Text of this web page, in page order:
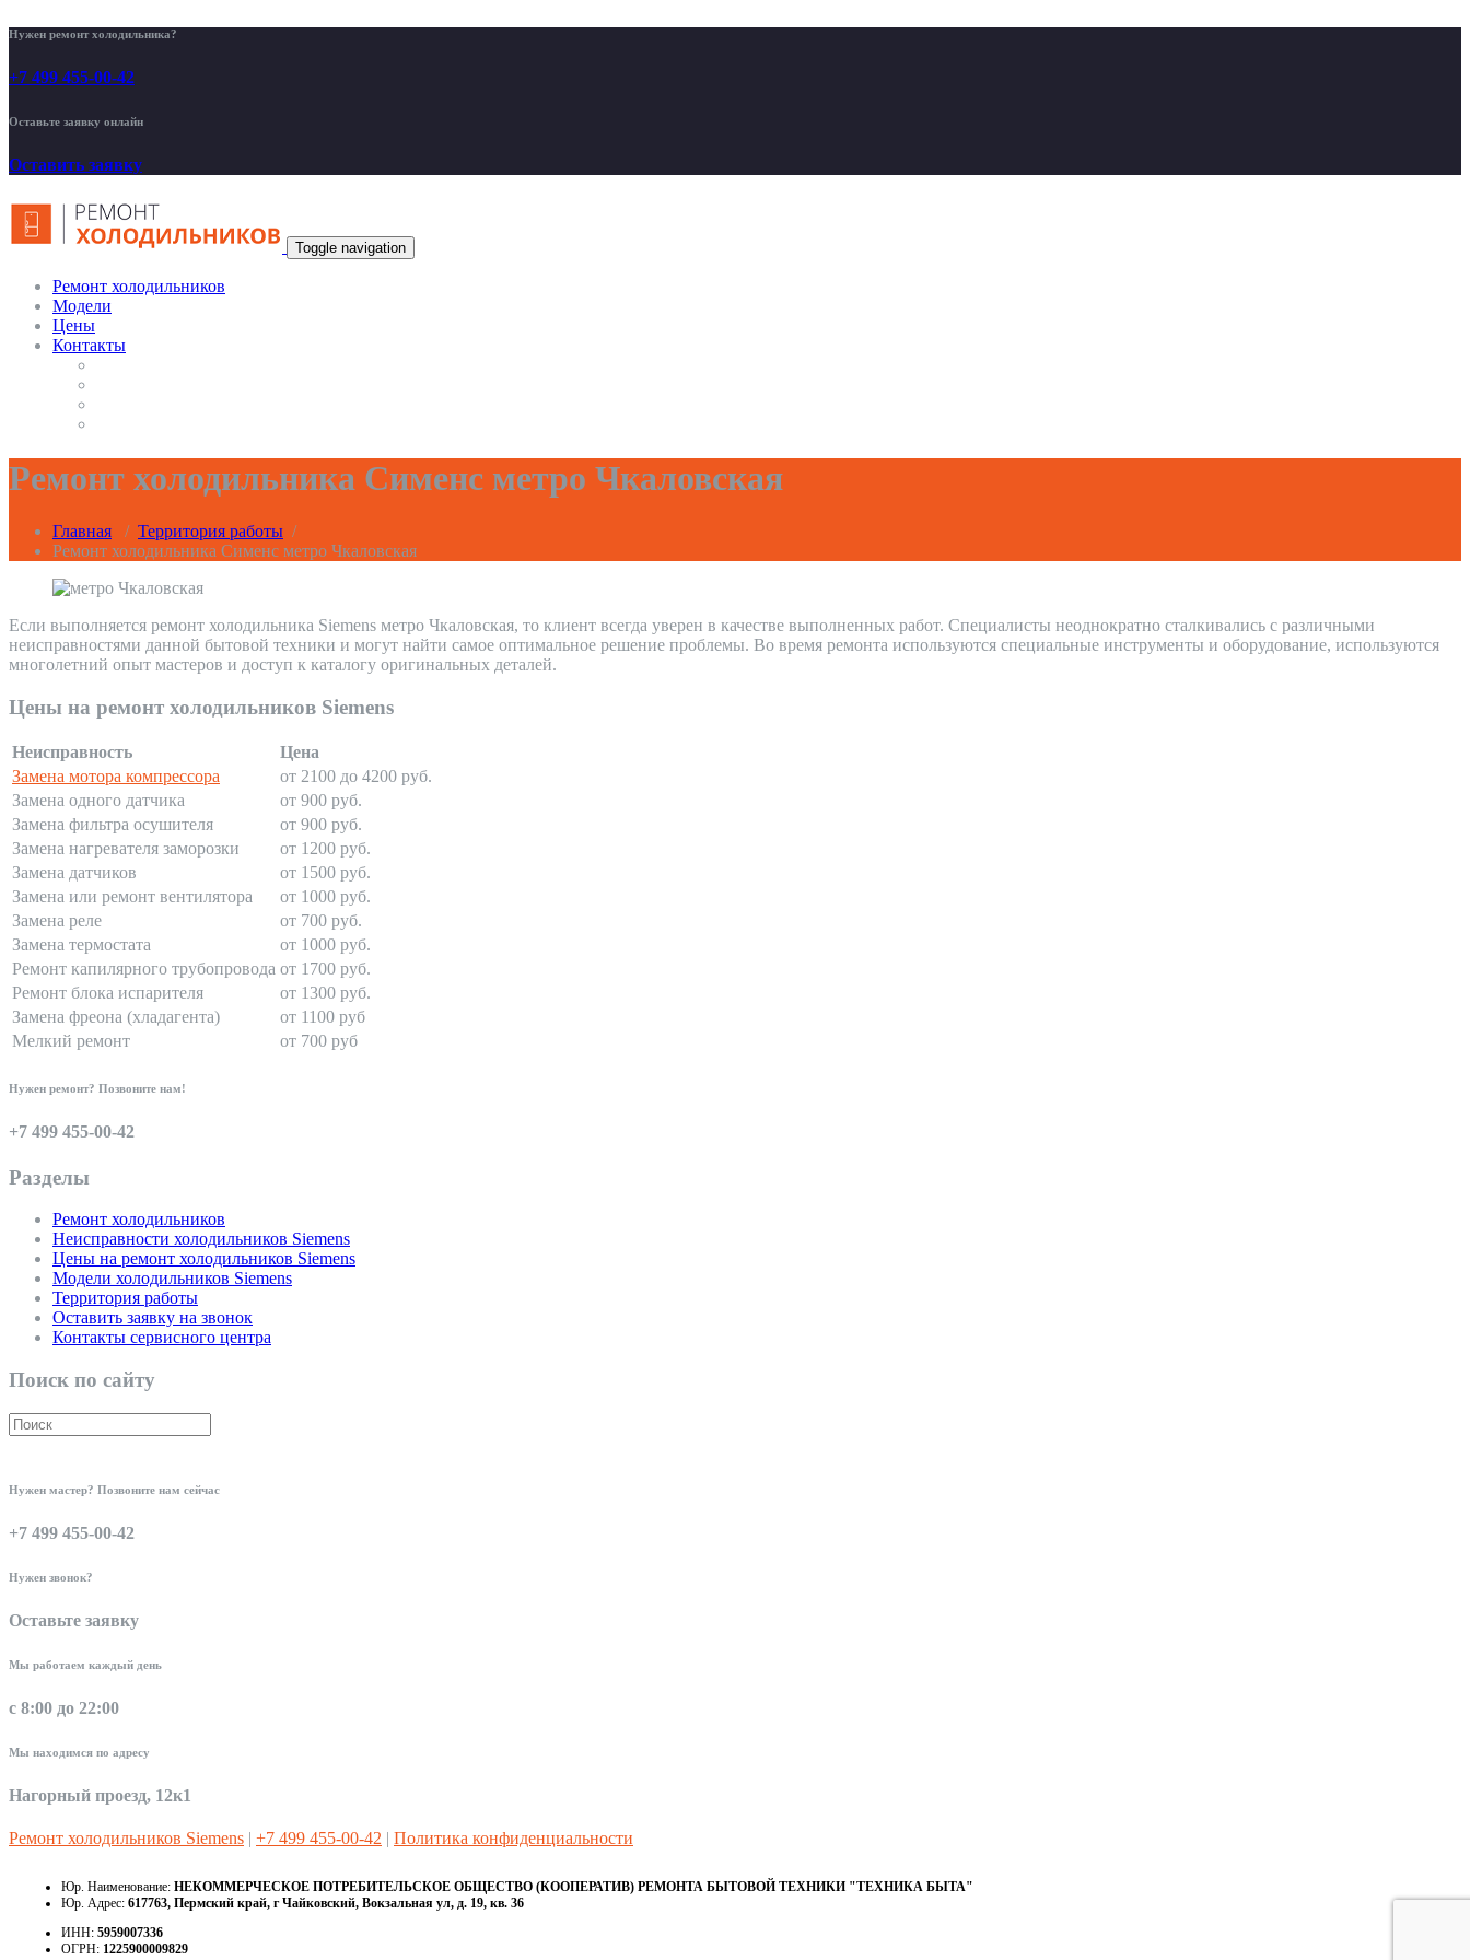
Нужен ремонт холодильника?
+7 499 455-00-42
Оставьте заявку онлайн
Оставить заявку
Toggle navigation
Ремонт холодильников
Модели
Цены
Контакты
Ремонт холодильника Сименс метро Чкаловская
Главная / Территория работы /
Ремонт холодильника Сименс метро Чкаловская
Если выполняется ремонт холодильника Siemens метро Чкаловская, то клиент всегда уверен в качестве выполненных работ. Специалисты неоднократно сталкивались с различными
неисправностями данной бытовой техники и могут найти самое оптимальное решение проблемы. Во время ремонта используются специальные инструменты и оборудование, используются
многолетний опыт мастеров и доступ к каталогу оригинальных деталей.
Цены на ремонт холодильников Siemens
Неисправность
Цена
Замена мотора компрессора
от 2100 до 4200 руб.
Замена одного датчика
от 900 руб.
Замена фильтра осушителя
от 900 руб.
Замена нагревателя заморозки
от 1200 руб.
Замена датчиков
от 1500 руб.
Замена или ремонт вентилятора
от 1000 руб.
Замена реле
от 700 руб.
Замена термостата
от 1000 руб.
Ремонт капилярного трубопровода от 1700 руб.
Ремонт блока испарителя
от 1300 руб.
Замена фреона (хладагента)
от 1100 руб
Мелкий ремонт
от 700 руб
Нужен ремонт? Позвоните нам!
+7 499 455-00-42
Разделы
Ремонт холодильников
Неисправности холодильников Siemens
Цены на ремонт холодильников Siemens
Модели холодильников Siemens
Территория работы
Оставить заявку на звонок
Контакты сервисного центра
Поиск по сайту
Нужен мастер? Позвоните нам сейчас
+7 499 455-00-42
Нужен звонок?
Оставьте заявку
Мы работаем каждый день
с 8:00 до 22:00
Мы находимся по адресу
Нагорный проезд, 12к1
Ремонт холодильников Siemens | +7 499 455-00-42 | Политика конфиденциальности
Юр. Наименование: НЕКОММЕРЧЕСКОЕ ПОТРЕБИТЕЛЬСКОЕ ОБЩЕСТВО (КООПЕРАТИВ) РЕМОНТА БЫТОВОЙ ТЕХНИКИ "ТЕХНИКА БЫТА"
Юр. Адрес: 617763, Пермский край, г Чайковский, Вокзальная ул, д. 19, кв. 36
ИНН: 5959007336
ОГРН: 1225900009829